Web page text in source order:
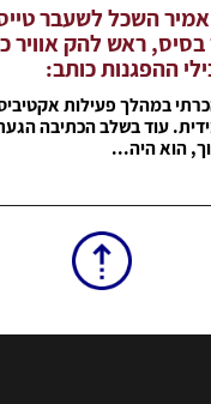
השכל לשעבר
ראש להק אוויר
ההפגנות כותב:
במהלך פעילות
עוד בשלב הכתיבה
הוא היה...